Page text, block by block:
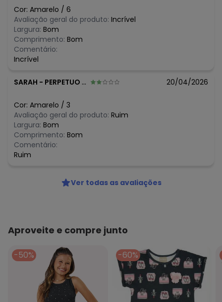
O preço apresentado abaixo é o menor oferecido em
algum dia do mês, para o menor tamanho disponível.
agosto/2026
julho/2026
junho/2026
maio/2026
fevereiro/2026 N/D*
Cor: Amarelo / 6
Avaliação geral do produto: Incrível
Largura: Bom
Comprimento: Bom
Comentário:
Incrível
SARAH - PERPETUO SOCORRO BELO ORI - MG 20/04/2026
Cor: Amarelo / 3
Avaliação geral do produto: Ruim
Largura: Bom
Comprimento: Bom
Comentário:
Ruim
Ver todas as avaliações
Aproveite e compre junto
-50% -60%